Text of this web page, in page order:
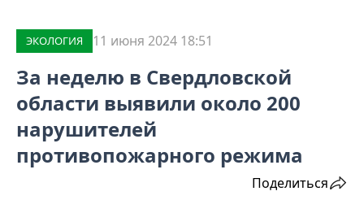
ЭКОЛОГИЯ 11 июня 2024 18:51
За неделю в Свердловской
области выявили около 200
нарушителей
противопожарного режима
Поделиться